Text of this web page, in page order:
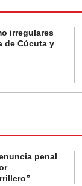
irregulares
de Cúcuta y
penal